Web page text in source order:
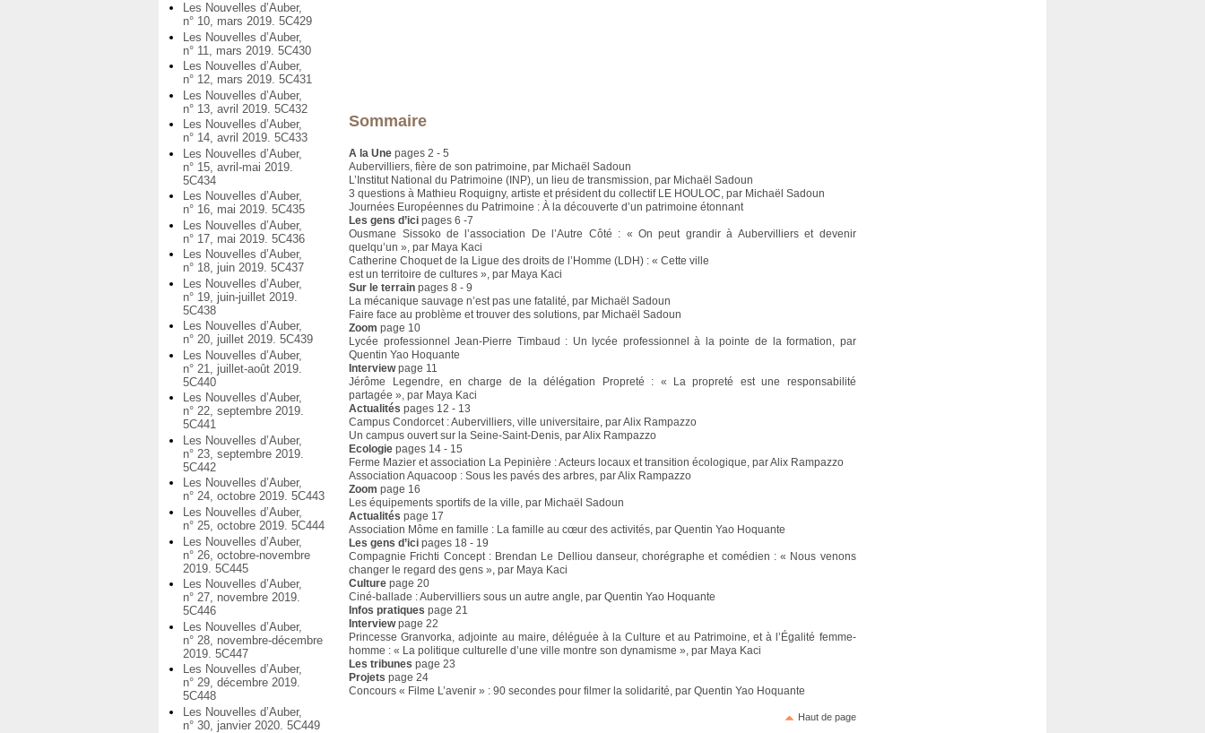
Les Nouvelles d’Auber,
n° 10, mars 2019. 5C429
Les Nouvelles d’Auber,
n° 11, mars 2019. 5C430
Les Nouvelles d’Auber,
n° 12, mars 2019. 5C431
Les Nouvelles d’Auber,
n° 13, avril 2019. 5C432
Les Nouvelles d’Auber,
n° 14, avril 2019. 5C433
Les Nouvelles d’Auber,
n° 15, avril-mai 2019.
5C434
Les Nouvelles d’Auber,
n° 16, mai 2019. 5C435
Les Nouvelles d’Auber,
n° 17, mai 2019. 5C436
Les Nouvelles d’Auber,
n° 18, juin 2019. 5C437
Les Nouvelles d’Auber,
n° 19, juin-juillet 2019.
5C438
Les Nouvelles d’Auber,
n° 20, juillet 2019. 5C439
Les Nouvelles d’Auber,
n° 21, juillet-août 2019.
5C440
Les Nouvelles d’Auber,
n° 22, septembre 2019.
5C441
Les Nouvelles d’Auber,
n° 23, septembre 2019.
5C442
Les Nouvelles d’Auber,
n° 24, octobre 2019. 5C443
Les Nouvelles d’Auber,
n° 25, octobre 2019. 5C444
Les Nouvelles d’Auber,
n° 26, octobre-novembre
2019. 5C445
Les Nouvelles d’Auber,
n° 27, novembre 2019.
5C446
Les Nouvelles d’Auber,
n° 28, novembre-décembre
2019. 5C447
Les Nouvelles d’Auber,
n° 29, décembre 2019.
5C448
Les Nouvelles d’Auber,
n° 30, janvier 2020. 5C449
Sommaire
A la Une pages 2 - 5
Aubervilliers, fière de son patrimoine, par Michaël Sadoun
L’Institut National du Patrimoine (INP), un lieu de transmission, par Michaël Sadoun
3 questions à Mathieu Roquigny, artiste et président du collectif LE HOULOC, par Michaël Sadoun
Journées Européennes du Patrimoine : À la découverte d’un patrimoine étonnant
Les gens d’ici pages 6 -7
Ousmane Sissoko de l’association De l’Autre Côté : « On peut grandir à Aubervilliers et devenir
quelqu’un », par Maya Kaci
Catherine Choquet de la Ligue des droits de l’Homme (LDH) : « Cette ville
est un territoire de cultures », par Maya Kaci
Sur le terrain pages 8 - 9
La mécanique sauvage n’est pas une fatalité, par Michaël Sadoun
Faire face au problème et trouver des solutions, par Michaël Sadoun
Zoom page 10
Lycée professionnel Jean-Pierre Timbaud : Un lycée professionnel à la pointe de la formation, par
Quentin Yao Hoquante
Interviewpage 11
Jérôme Legendre, en charge de la délégation Propreté : « La propreté est une responsabilité
partagée », par Maya Kaci
Actualités pages 12 - 13
Campus Condorcet : Aubervilliers, ville universitaire, par Alix Rampazzo
Un campus ouvert sur la Seine-Saint-Denis, par Alix Rampazzo
Ecologiepages 14 - 15
Ferme Mazier et association La Pepinière : Acteurs locaux et transition écologique, par Alix Rampazzo
Association Aquacoop : Sous les pavés des arbres, par Alix Rampazzo
Zoom page 16
Les équipements sportifs de la ville, par Michaël Sadoun
Actualitéspage 17
Association Môme en famille : La famille au cœur des activités, par Quentin Yao Hoquante
Les gens d’ici pages 18 - 19
Compagnie Frichti Concept : Brendan Le Delliou danseur, chorégraphe et comédien : « Nous venons
changer le regard des gens », par Maya Kaci
Culture page 20
Ciné-ballade : Aubervilliers sous un autre angle, par Quentin Yao Hoquante
Infos pratiques page 21
Interviewpage 22
Princesse Granvorka, adjointe au maire, déléguée à la Culture et au Patrimoine, et à l’Égalité femme-
homme : « La politique culturelle d’une ville montre son dynamisme », par Maya Kaci
Les tribunes page 23
Projets page 24
Concours « Filme L’avenir » : 90 secondes pour filmer la solidarité, par Quentin Yao Hoquante
Haut de page